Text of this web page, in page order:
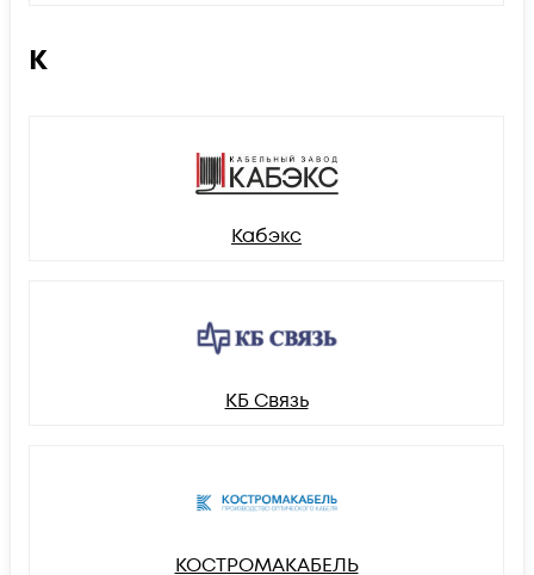
К
Кабэкс
КБ Связь
КОСТРОМАКАБЕЛЬ